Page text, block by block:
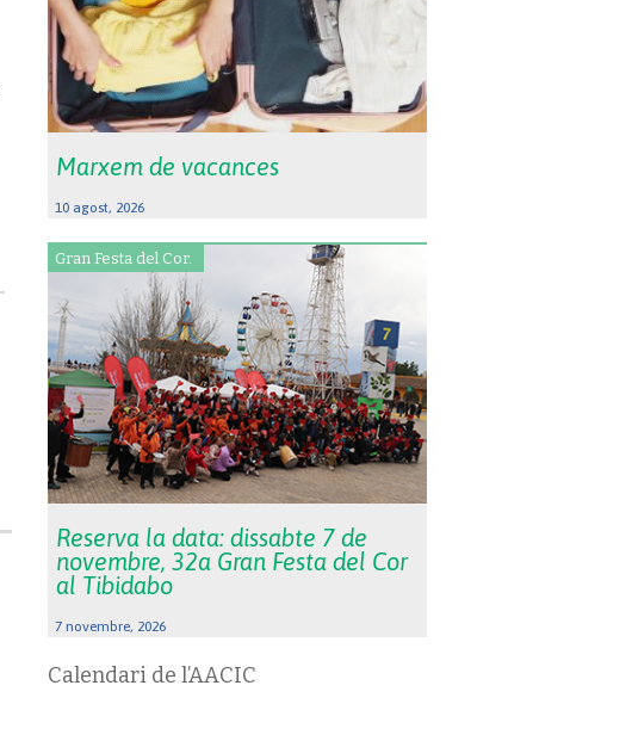
Marxem de vacances
10 agost, 2026
Gran Festa del Cor.
Reserva la data: dissabte 7 de
novembre, 32a Gran Festa del Cor
al Tibidabo
7 novembre, 2026
Calendari de l’AACIC